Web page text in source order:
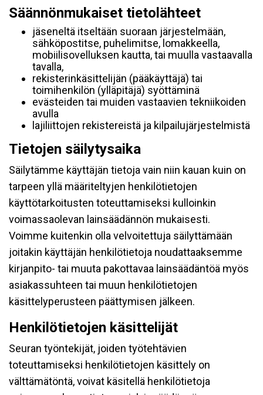
Säännönmukaiset tietolähteet
jäseneltä itseltään suoraan järjestelmään,
sähköpostitse, puhelimitse, lomakkeella,
mobiilisovelluksen kautta, tai muulla vastaavalla
tavalla,
rekisterinkäsittelijän (pääkäyttäjä) tai
toimihenkilön (ylläpitäjä) syöttäminä
evästeiden tai muiden vastaavien tekniikoiden
avulla
lajiliittojen rekistereistä ja kilpailujärjestelmistä
Tietojen säilytysaika
Säilytämme käyttäjän tietoja vain niin kauan kuin on
tarpeen yllä määriteltyjen henkilötietojen
käyttötarkoitusten toteuttamiseksi kulloinkin
voimassaolevan lainsäädännön mukaisesti.
Voimme kuitenkin olla velvoitettuja säilyttämään
joitakin käyttäjän henkilötietoja noudattaaksemme
kirjanpito- tai muuta pakottavaa lainsäädäntöä myös
asiakassuhteen tai muun henkilötietojen
käsittelyperusteen päättymisen jälkeen.
Henkilötietojen käsittelijät
Seuran työntekijät, joiden työtehtävien
toteuttamiseksi henkilötietojen käsittely on
välttämätöntä, voivat käsitellä henkilötietoja